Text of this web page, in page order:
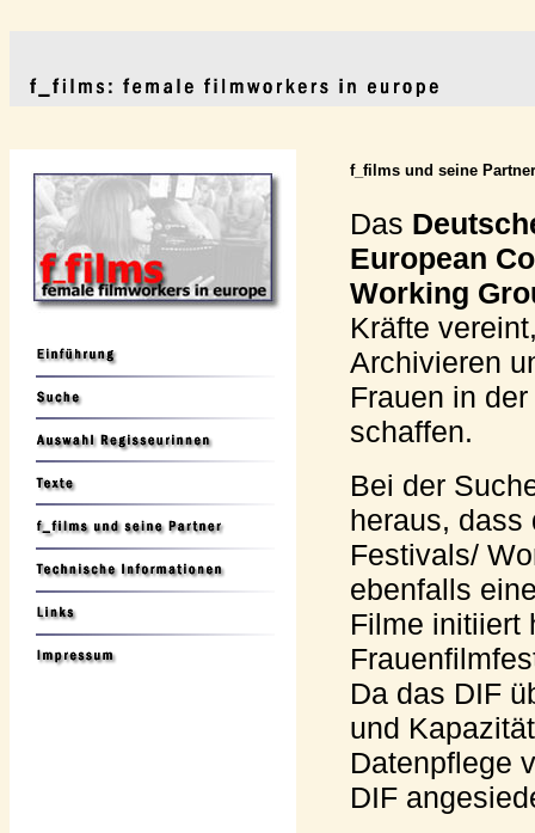
f_films und seine Partner
Das
European
Working
Kräfte
Archivieren
Frauen in
schaffen.
Bei der
heraus, dass
Festivals/
ebenfalls
Filme initiiert
Da das DIF
und
Datenpflege
DIF